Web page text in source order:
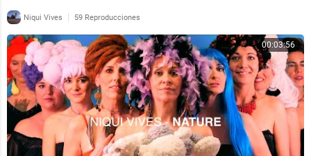
Niqui Vives | 59 Reproducciones
00:03:56